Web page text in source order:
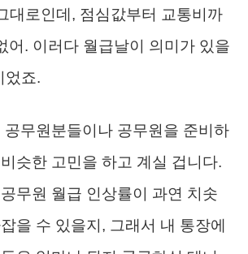
대로인데, 점심값부터 교통비까
어. 이러다 월급날이 의미가 있을
었죠.
공무원분들이나 공무원을 준비하
슷한 고민을 하고 계실 겁니다.
무원 월급 인상률이 과연 치솟
을 수 있을지, 그래서 내 통장에